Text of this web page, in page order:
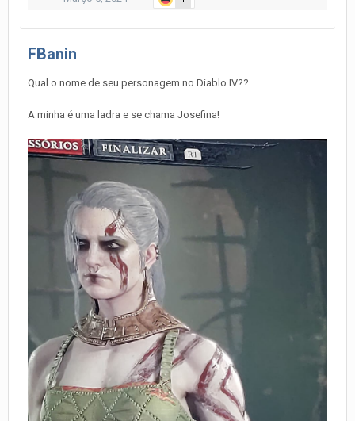
FBanin
Qual o nome de seu personagem no Diablo IV??
A minha é uma ladra e se chama Josefina!